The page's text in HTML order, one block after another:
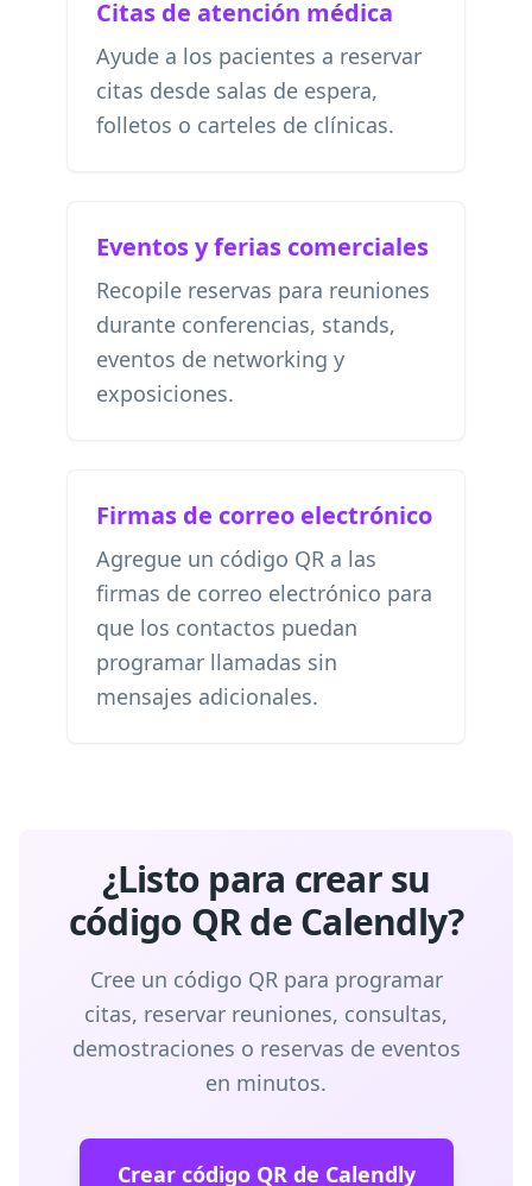
Citas de atención médica
Ayude a los pacientes a reservar
citas desde salas de espera,
folletos o carteles de clínicas.
Eventos y ferias comerciales
Recopile reservas para reuniones
durante conferencias, stands,
eventos de networking y
exposiciones.
Firmas de correo electrónico
Agregue un código QR a las
firmas de correo electrónico para
que los contactos puedan
programar llamadas sin
mensajes adicionales.
¿Listo para crear su
código QR de Calendly?
Cree un código QR para programar
citas, reservar reuniones, consultas,
demostraciones o reservas de eventos
en minutos.
Crear código QR de Calendly